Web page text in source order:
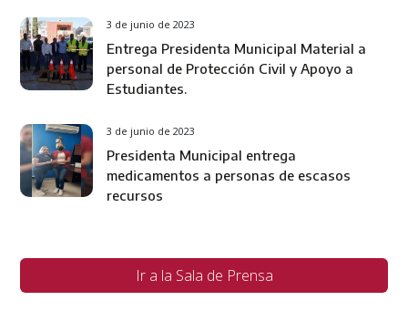
3 de junio de 2023
Entrega Presidenta Municipal Material a
personal de Protección Civil y Apoyo a
Estudiantes.
3 de junio de 2023
Presidenta Municipal entrega
medicamentos a personas de escasos
recursos
Ir a la Sala de Prensa